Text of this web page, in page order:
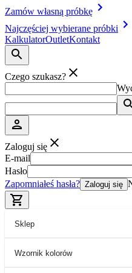
Zamów własną próbkę
Najczęściej wybierane próbki
KalkulatorOutletKontakt
Czego szukasz?
Zaloguj się
E-mail
Hasło
Zapomniałeś hasła? Zaloguj się
Sklep
Wzornik kolorów